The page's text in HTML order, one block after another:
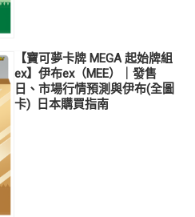
【寶可夢卡牌 MEGA 起始牌組
ex】伊布ex（MEE）｜發售
日、市場行情預測與伊布(全圖
卡) 日本購買指南